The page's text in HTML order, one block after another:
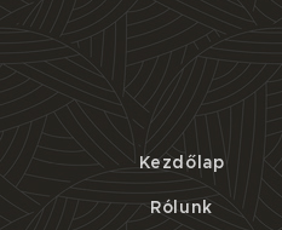
Kezdőlap
Rólunk